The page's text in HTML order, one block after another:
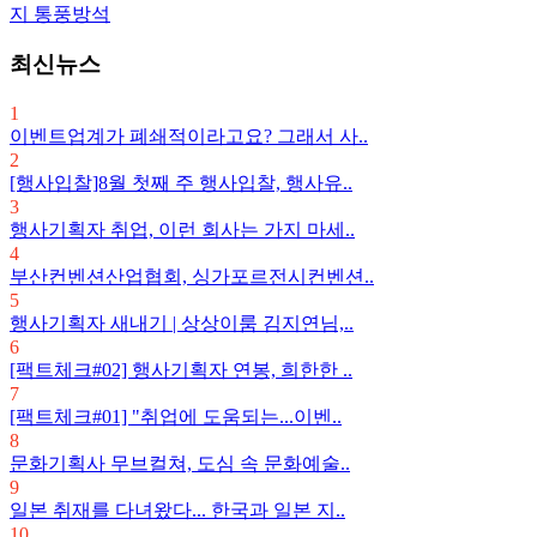
지 통풍방석
최신뉴스
1
이벤트업계가 폐쇄적이라고요? 그래서 사..
2
[행사입찰]8월 첫째 주 행사입찰, 행사유..
3
행사기획자 취업, 이런 회사는 가지 마세..
4
부산컨벤션산업협회, 싱가포르전시컨벤션..
5
행사기획자 새내기 | 상상이룸 김지연님,..
6
[팩트체크#02] 행사기획자 연봉, 희한한 ..
7
[팩트체크#01] "취업에 도움되는...이벤..
8
문화기획사 무브컬쳐, 도심 속 문화예술..
9
일본 취재를 다녀왔다... 한국과 일본 지..